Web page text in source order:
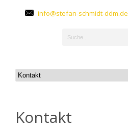
info@stefan-schmidt-ddm.de
Kontakt